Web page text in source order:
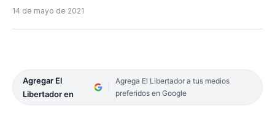
14 de mayo de 2021
Agregar El
Libertador en
Agrega El Libertador a tus medios
preferidos en Google